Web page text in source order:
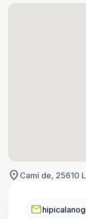
location_on Camí de, 25610
email